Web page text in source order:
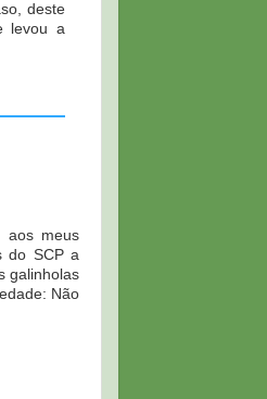
deste
levou a
aos meus
do SCP a
galinholas
Não